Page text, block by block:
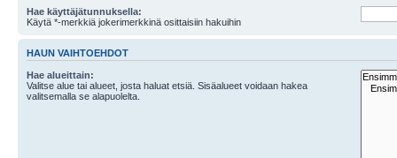
Hae käyttäjätunnuksella:
Käytä *-merkkiä jokerimerkkinä osittaisiin hakuihin
HAUN VAIHTOEHDOT
Hae alueittain:
Valitse alue tai alueet, josta haluat etsiä. Sisäalueet voidaan hakea
valitsemalla se alapuolelta.